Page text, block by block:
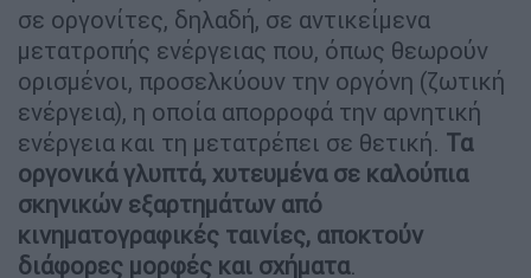
σε οργονίτες, δηλαδή, σε αντικείμενα
μετατροπής ενέργειας που, όπως θεωρούν
ορισμένοι, προσελκύουν την οργόνη (ζωτική
ενέργεια), η οποία απορροφά την αρνητική
ενέργεια και τη μετατρέπει σε θετική. Τα
οργονικά γλυπτά, χυτευμένα σε καλούπια
σκηνικών εξαρτημάτων από
κινηματογραφικές ταινίες, αποκτούν
διάφορες μορφές και σχήματα.